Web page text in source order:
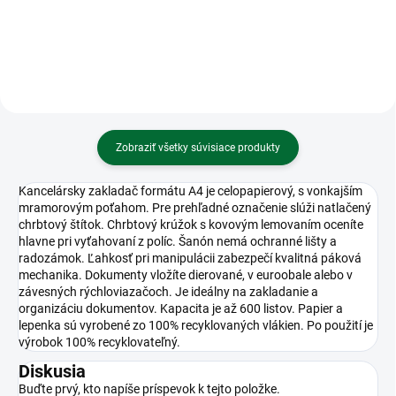
Zobraziť všetky súvisiace produkty
Kancelársky zakladač formátu A4 je celopapierový, s vonkajším
mramorovým poťahom. Pre prehľadné označenie slúži natlačený
chrbtový štítok. Chrbtový krúžok s kovovým lemovaním oceníte
hlavne pri vyťahovaní z políc. Šanón nemá ochranné lišty a
radozámok. Ľahkosť pri manipulácii zabezpečí kvalitná páková
mechanika. Dokumenty vložíte dierované, v euroobale alebo v
závesných rýchloviazačoch. Je ideálny na zakladanie a
organizáciu dokumentov. Kapacita je až 600 listov. Papier a
lepenka sú vyrobené zo 100% recyklovaných vlákien. Po použití je
výrobok 100% recyklovateľný.
Diskusia
Buďte prvý, kto napíše príspevok k tejto položke.